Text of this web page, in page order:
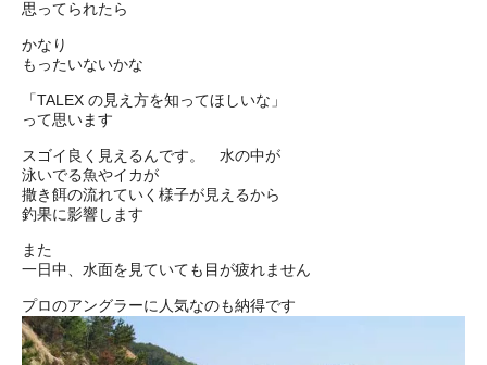
思ってられたら
かなり
もったいないかな
「TALEX の見え方を知ってほしいな」
って思います
スゴイ良く見えるんです。 水の中が
泳いでる魚やイカが
撒き餌の流れていく様子が見えるから
釣果に影響します
また
一日中、水面を見ていても目が疲れません
プロのアングラーに人気なのも納得です